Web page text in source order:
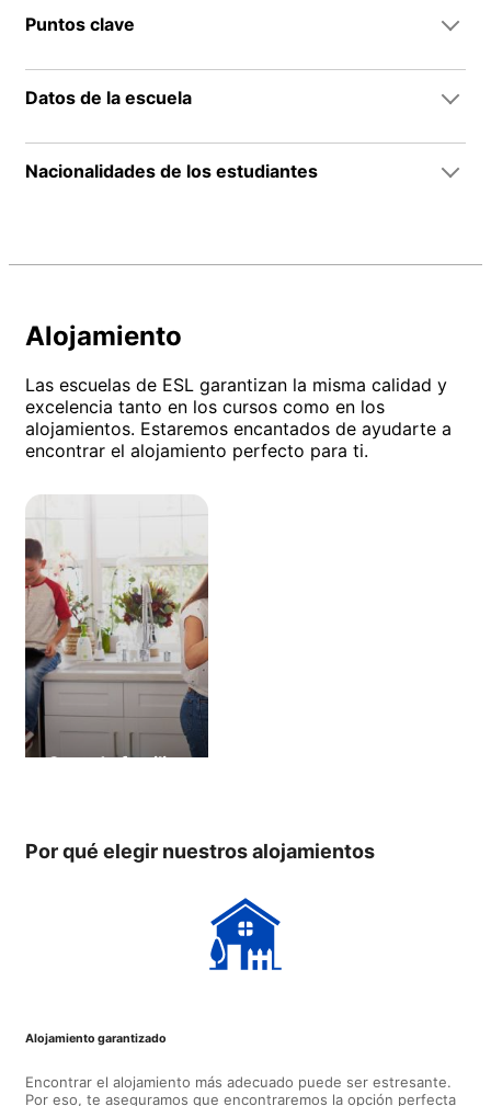
Puntos clave
Datos de la escuela
Nacionalidades de los estudiantes
Alojamiento
Las escuelas de ESL garantizan la misma calidad y
excelencia tanto en los cursos como en los
alojamientos. Estaremos encantados de ayudarte a
encontrar el alojamiento perfecto para ti.
Casa de familia
Por qué elegir nuestros alojamientos
Alojamiento garantizado
Encontrar el alojamiento más adecuado puede ser estresante.
Por eso, te aseguramos que encontraremos la opción perfecta